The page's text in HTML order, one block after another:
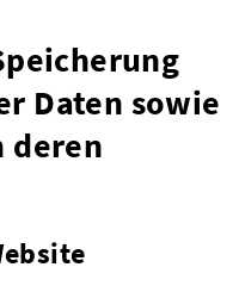
Daten sowie
deren